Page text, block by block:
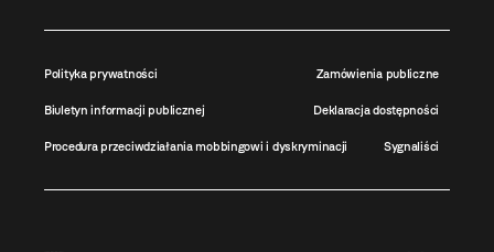
Polityka prywatności Zamówienia publiczne
Biuletyn informacji publicznej Deklaracja dostępności
Procedura przeciwdziałania mobbingowi i dyskryminacji Sygnaliści